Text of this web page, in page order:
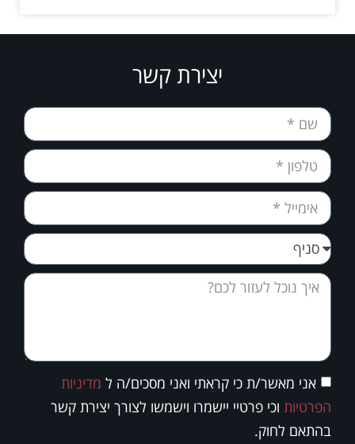
יצירת קשר
אני מאשר/ת כי קראתי ואני מסכים/ה ל מדיניות
הפרטיות וכי פרטיי יישמרו וישמשו לצורך יצירת קשר
בהתאם לחוק.